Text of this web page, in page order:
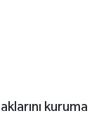
kuruma